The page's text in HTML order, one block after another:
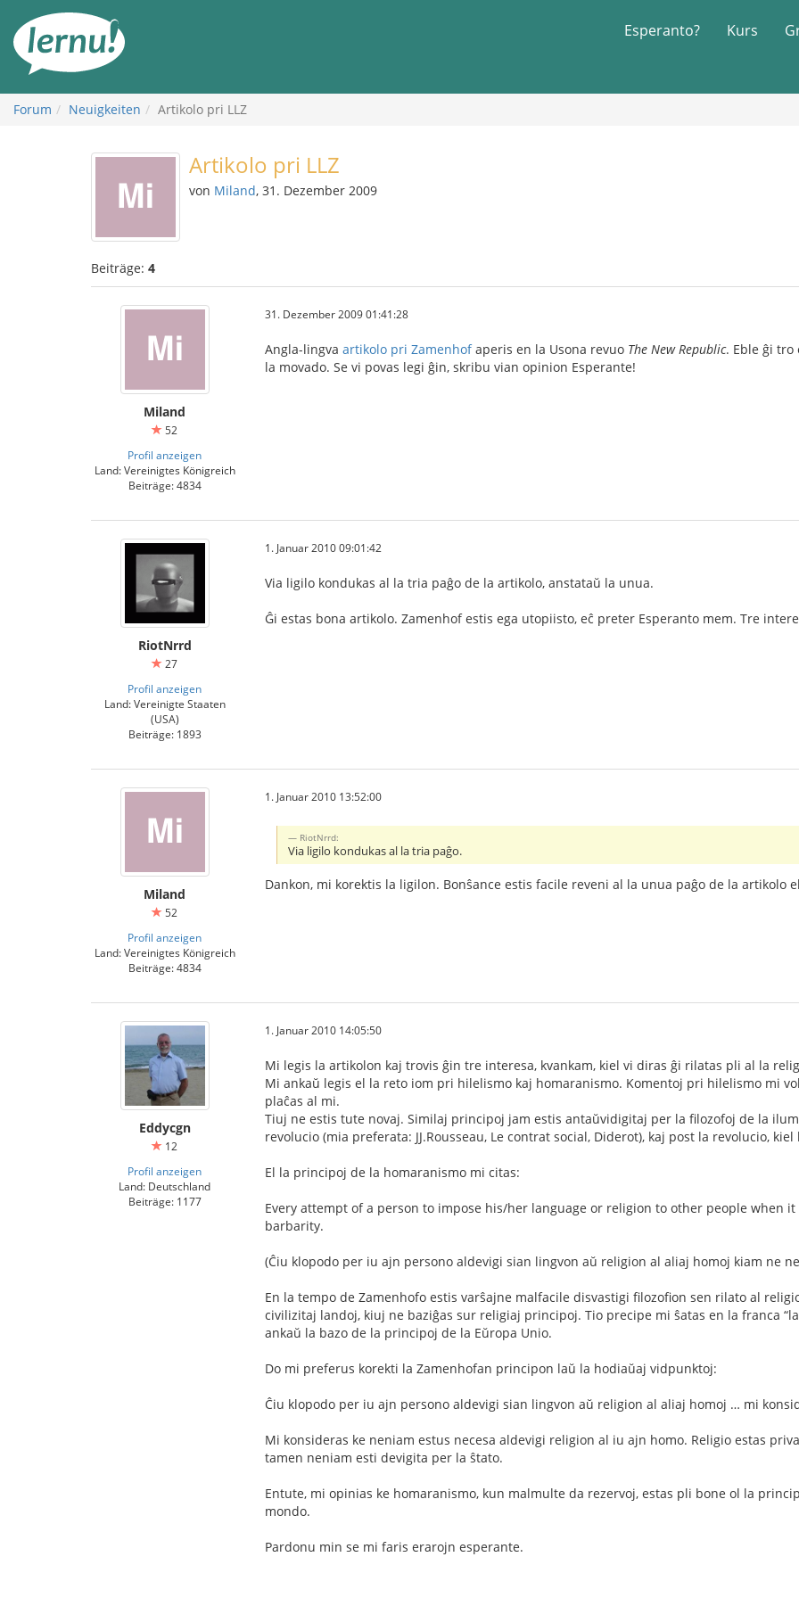
Inhalt
Esperanto? Kurs
Forum Neuigkeiten Artikolo pri LLZ
Artikolo pri LLZ
von Miland, 31. Dezember 2009
Beiträge: 4
Miland
52
Profil anzeigen
Land: Vereinigtes Königreich
Beiträge: 4834
31. Dezember 2009 01:41:28
Angla-lingva artikolo pri Zamenhofaperis en la Usona revuo The New Republic. Eble ĝi tro
la movado. Se vi povas legi ĝin, skribu vian opinion Esperante!
RiotNrrd
27
Profil anzeigen
Land: Vereinigte Staaten
(USA)
Beiträge: 1893
1. Januar 2010 09:01:42
Via ligilo kondukas al la tria paĝo de la artikolo, anstataŭ la unua.
Ĝi estas bona artikolo. Zamenhof estis ega utopiisto, eĉ preter Esperanto mem. Tre
Miland
52
Profil anzeigen
Land: Vereinigtes Königreich
Beiträge: 4834
1. Januar 2010 13:52:00
RiotNrrd:
Via ligilo kondukas al la tria paĝo.
Dankon, mi korektis la ligilon. Bonŝance estis facile reveni al la unua paĝo de la artikolo
Eddycgn
12
Profil anzeigen
Land: Deutschland
Beiträge: 1177
1. Januar 2010 14:05:50
Mi legis la artikolon kaj trovis ĝin tre interesa, kvankam, kiel vi diras ĝi rilatas pli al la
Mi ankaŭ legis el la reto iom pri hilelismo kaj homaranismo. Komentoj pri hilelismo mi
plaĉas al mi.
Tiuj ne estis tute novaj. Similaj principoj jam estis antaŭvidigitaj per la filozofoj de la
revolucio (mia preferata: JJ.Rousseau, Le contrat social, Diderot), kaj post la revolucio,
El la principoj de la homaranismo mi citas:
Every attempt of a person to impose his/her language or religion to other people when
barbarity.
(Ĉiu klopodo per iu ajn persono aldevigi sian lingvon aŭ religion al aliaj homoj kiam ne
En la tempo de Zamenhofo estis varŝajne malfacile disvastigi filozofion sen rilato al
civilizitaj landoj, kiuj ne baziĝas sur religiaj principoj. Tio precipe mi ŝatas en la franca
ankaŭ la bazo de la principoj de la Eŭropa Unio.
Do mi preferus korekti la Zamenhofan principon laŭ la hodiaŭaj vidpunktoj:
Ĉiu klopodo per iu ajn persono aldevigi sian lingvon aŭ religion al aliaj homoj … mi
Mi konsideras ke neniam estus necesa aldevigi religion al iu ajn homo. Religio estas
tamen neniam esti devigita per la ŝtato.
Entute, mi opinias ke homaranismo, kun malmulte da rezervoj, estas pli bone ol la
mondo.
Pardonu min se mi faris erarojn esperante.